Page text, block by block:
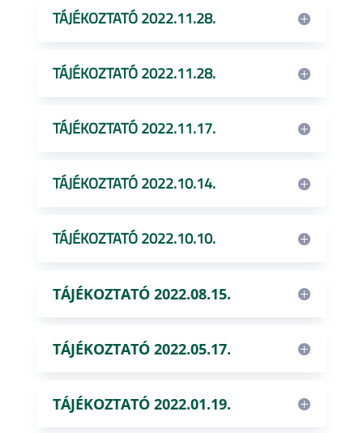
TÁJÉKOZTATÓ 2022.11.28.
TÁJÉKOZTATÓ 2022.11.28.
TÁJÉKOZTATÓ 2022.11.17.
TÁJÉKOZTATÓ 2022.10.14.
TÁJÉKOZTATÓ 2022.10.10.
TÁJÉKOZTATÓ 2022.08.15.
TÁJÉKOZTATÓ 2022.05.17.
TÁJÉKOZTATÓ 2022.01.19.